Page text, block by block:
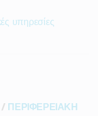
υπηρεσίες
/ ΠΕΡΙΦΕΡΕΙΑΚΗ